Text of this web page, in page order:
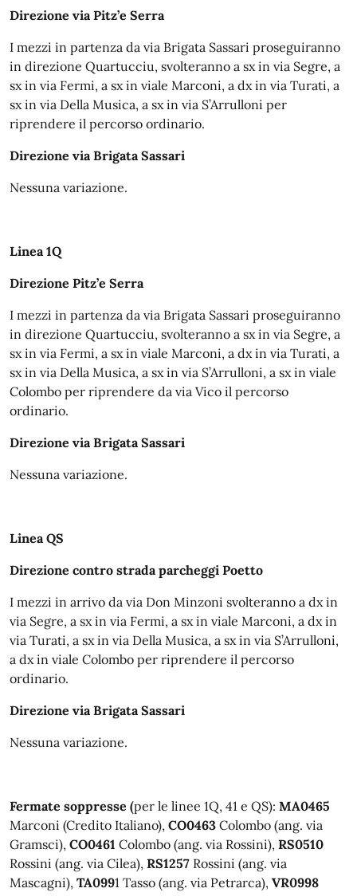
Direzione via Pitz’e Serra
I mezzi in partenza da via Brigata Sassari proseguiranno
in direzione Quartucciu, svolteranno a sx in via Segre, a
sx in via Fermi, a sx in viale Marconi, a dx in via Turati, a
sx in via Della Musica, a sx in via S’Arrulloni per
riprendere il percorso ordinario.
Direzione via Brigata Sassari
Nessuna variazione.
Linea 1Q
Direzione Pitz’e Serra
I mezzi in partenza da via Brigata Sassari proseguiranno
in direzione Quartucciu, svolteranno a sx in via Segre, a
sx in via Fermi, a sx in viale Marconi, a dx in via Turati, a
sx in via Della Musica, a sx in via S’Arrulloni, a sx in viale
Colombo per riprendere da via Vico il percorso
ordinario.
Direzione via Brigata Sassari
Nessuna variazione.
Linea QS
Direzione contro strada parcheggi Poetto
I mezzi in arrivo da via Don Minzoni svolteranno a dx in
via Segre, a sx in via Fermi, a sx in viale Marconi, a dx in
via Turati, a sx in via Della Musica, a sx in via S’Arrulloni,
a dx in viale Colombo per riprendere il percorso
ordinario.
Direzione via Brigata Sassari
Nessuna variazione.
Fermate soppresse (per le linee 1Q, 41 e QS): MA0465
Marconi (Credito Italiano), CO0463 Colombo (ang. via
Gramsci), CO0461 Colombo (ang. via Rossini), RS0510
Rossini (ang. via Cilea), RS1257 Rossini (ang. via
Mascagni), TA0991 Tasso (ang. via Petrarca), VR0998